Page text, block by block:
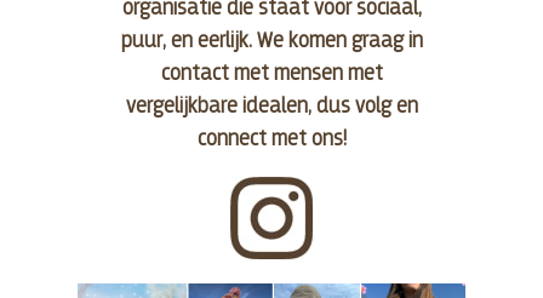
organisatie die staat voor sociaal,
puur, en eerlijk. We komen graag in
contact met mensen met
vergelijkbare idealen, dus volg en
connect met ons!